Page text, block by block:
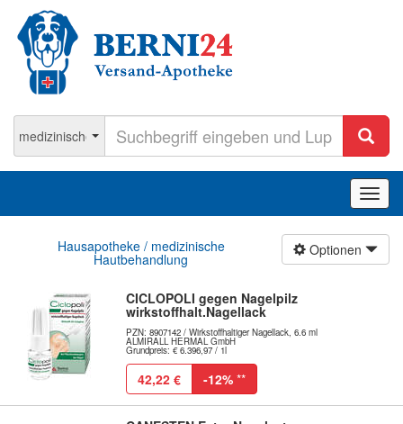
ein-/
Optionen
Hausapotheke / medizinische
Hautbehandlung
CICLOPOLI gegen Nagelpilz
wirkstoffhalt.Nagellack
PZN: 8907142 / Wirkstoffhaltiger Nagellack, 6.6 ml
ALMIRALL HERMAL GmbH
Grundpreis: € 6.396,97 / 1l
42,22 € -12% **